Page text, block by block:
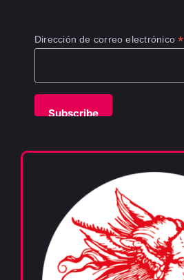
Dirección de correo electrónico*